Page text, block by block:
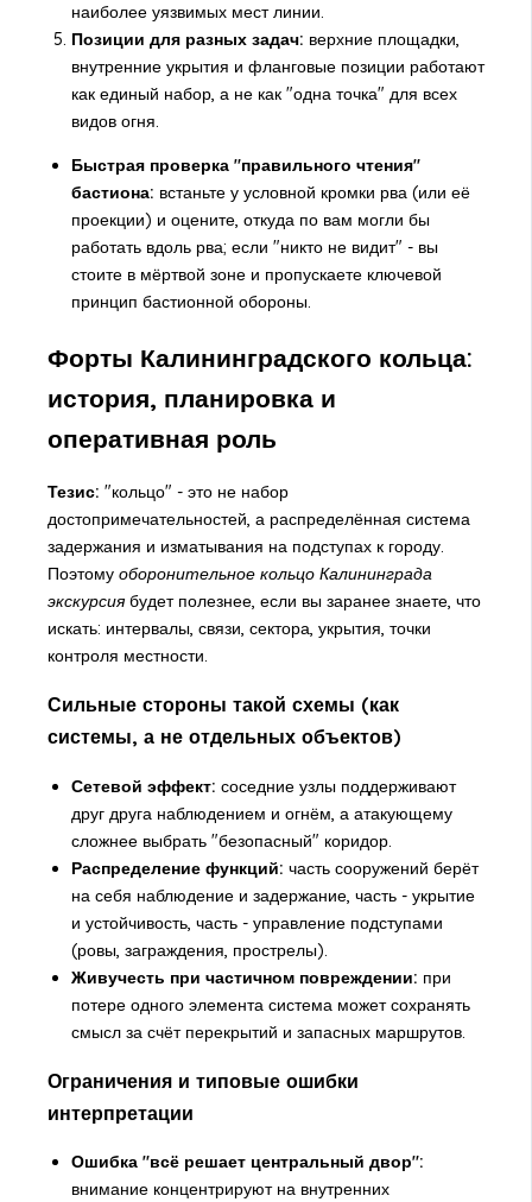
наиболее уязвимых мест линии.
Позиции для разных задач: верхние площадки,
внутренние укрытия и фланговые позиции работают
как единый набор, а не как "одна точка" для всех
видов огня.
Быстрая проверка "правильного чтения"
бастиона: встаньте у условной кромки рва (или её
проекции) и оцените, откуда по вам могли бы
работать вдоль рва; если "никто не видит" - вы
стоите в мёртвой зоне и пропускаете ключевой
принцип бастионной обороны.
Форты Калининградского кольца:
история, планировка и
оперативная роль
Тезис: "кольцо" - это не набор
достопримечательностей, а распределённая система
задержания и изматывания на подступах к городу.
Поэтому оборонительное кольцо Калининграда
экскурсиябудет полезнее, если вы заранее знаете, что
искать: интервалы, связи, сектора, укрытия, точки
контроля местности.
Сильные стороны такой схемы (как
системы, а не отдельных объектов)
Сетевой эффект: соседние узлы поддерживают
друг друга наблюдением и огнём, а атакующему
сложнее выбрать "безопасный" коридор.
Распределение функций: часть сооружений берёт
на себя наблюдение и задержание, часть - укрытие
и устойчивость, часть - управление подступами
(ровы, заграждения, прострелы).
Живучесть при частичном повреждении: при
потере одного элемента система может сохранять
смысл за счёт перекрытий и запасных маршрутов.
Ограничения и типовые ошибки
интерпретации
Ошибка "всё решает центральный двор":
внимание концентрируют на внутренних